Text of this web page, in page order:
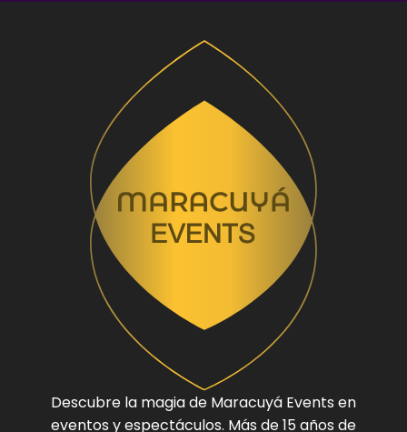
Descubre la magia de Maracuyá Events en
eventos y espectáculos. Más de 15 años de